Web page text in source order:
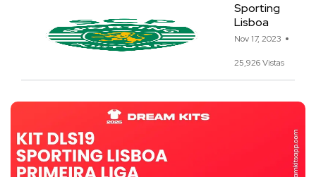
Sporting
Lisboa
Nov 17, 2023
25,926 Vistas